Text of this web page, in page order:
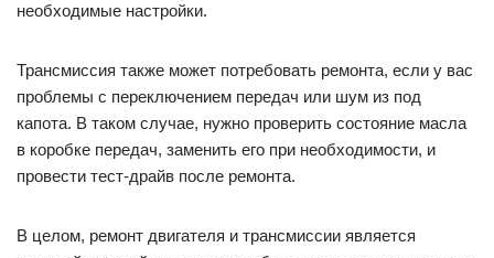
необходимые настройки.
Трансмиссия также может потребовать ремонта, если у вас
проблемы с переключением передач или шум из под
капота. В таком случае, нужно проверить состояние масла
в коробке передач, заменить его при необходимости, и
провести тест-драйв после ремонта.
В целом, ремонт двигателя и трансмиссии является